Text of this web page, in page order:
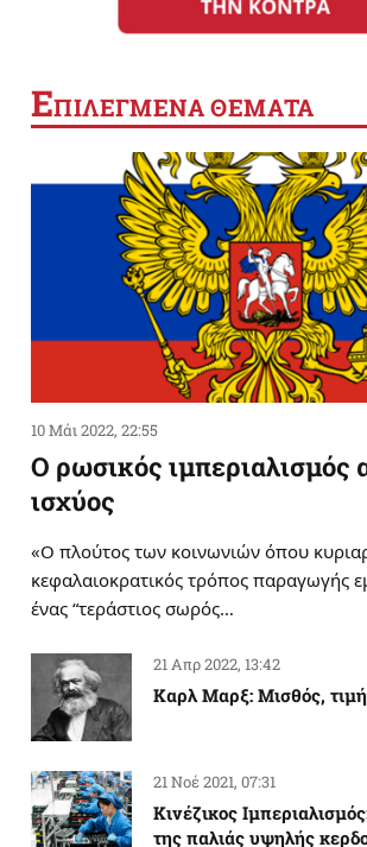
ΕΠΙΛΕΓΜΕΝΑ ΘΕΜΑΤΑ
10 Μάι 2022, 22:55
Ο ρωσικός ιμπεριαλισμός
ισχύος
«Ο πλούτος των κοινωνιών όπου
κεφαλαιοκρατικός τρόπος παραγωγής
ένας “τεράστιος σωρός…
21 Απρ 2022, 13:42
Καρλ Μαρξ: Μισθός,
21 Νοέ 2021, 07:31
Κινέζικος
της παλιάς υψηλής